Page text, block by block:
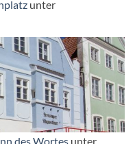
unter
des Wortes unter